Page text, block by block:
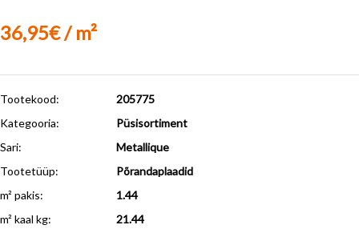
36,95€ / m²
Tootekood:
205775
Kategooria:
Püsisortiment
Sari:
Metallique
Tootetüüp:
Põrandaplaadid
m² pakis:
1.44
m² kaal kg:
21.44